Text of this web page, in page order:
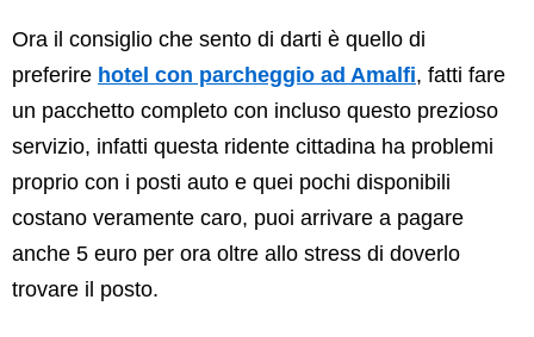
Ora il consiglio che sento di darti è quello di
preferire hotel con parcheggio ad Amalfi, fatti fare
un pacchetto completo con incluso questo prezioso
servizio, infatti questa ridente cittadina ha problemi
proprio con i posti auto e quei pochi disponibili
costano veramente caro, puoi arrivare a pagare
anche 5 euro per ora oltre allo stress di doverlo
trovare il posto.